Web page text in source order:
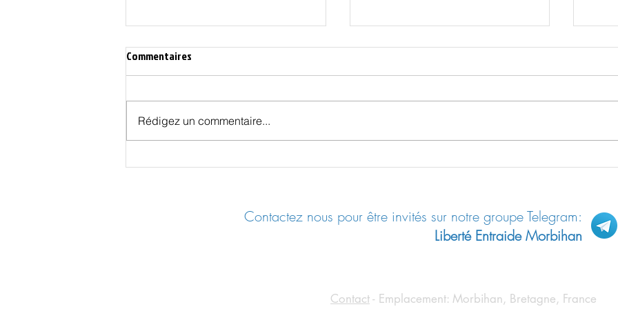
Les Effets Cachés des Vaccins
Le “shedding”: contamination des
Les
Commentaires
Rédigez un commentaire...
Contactez nous pour être invités sur notre groupe Telegram:
Liberté Entraide Morbihan
Contact- Emplacement: Morbihan, Bretagne, France